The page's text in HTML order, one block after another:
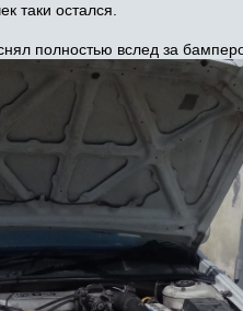
таки остался.
полностью вслед за